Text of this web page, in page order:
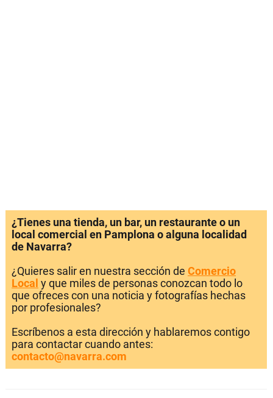
¿Tienes una tienda, un bar, un restaurante o un
local comercial en Pamplona o alguna localidad
de Navarra?
¿Quieres salir en nuestra sección de Comercio
Local y que miles de personas conozcan todo lo
que ofreces con una noticia y fotografías hechas
por profesionales?
Escríbenos a esta dirección y hablaremos contigo
para contactar cuando antes:
contacto@navarra.com